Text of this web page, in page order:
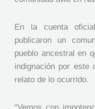
En la cuenta
publicaron un
pueblo ancestral en
indignación por este
relato de lo ocurrido.